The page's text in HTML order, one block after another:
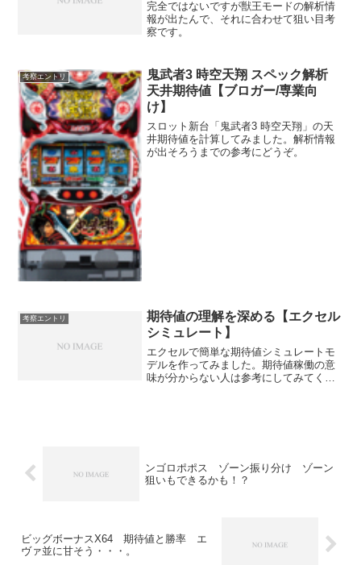
完全ではないですが獣王モードの解析情
報が出たんで、それに合わせて狙い目考
察です。
考察エントリ
鬼武者3 時空天翔 スペック解析
天井期待値【ブロガー/専業向
け】
スロット新台「鬼武者3 時空天翔」の天
井期待値を計算してみました。解析情報
が出そろうまでの参考にどうぞ。
考察エントリ
期待値の理解を深める【エクセル
シミュレート】
エクセルで簡単な期待値シミュレートモ
デルを作ってみました。期待値稼働の意
味が分からない人は参考にしてみてくだ
ンゴロポポス ゾーン振り分け ゾーン
狙いもできるかも！？
ビッグボーナスX64 期待値と勝率 エ
ヴァ並に甘そう・・・。